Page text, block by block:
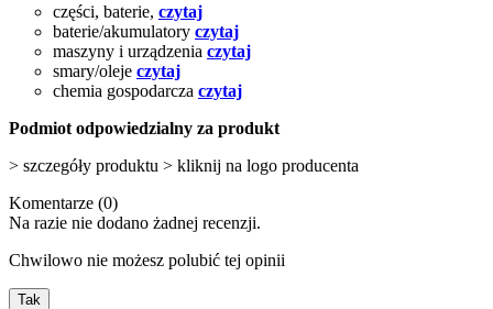
części, baterie, czytaj
baterie/akumulatory czytaj
maszyny i urządzenia czytaj
smary/oleje czytaj
chemia gospodarcza czytaj
Podmiot odpowiedzialny za produkt
> szczegóły produktu > kliknij na logo producenta
Komentarze (0)
Na razie nie dodano żadnej recenzji.
Chwilowo nie możesz polubić tej opinii
Tak